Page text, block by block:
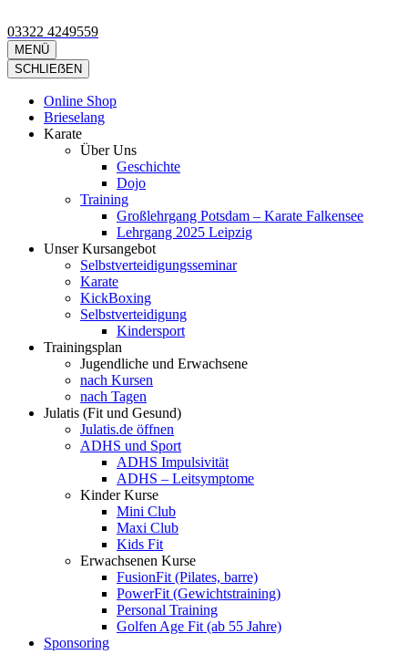
Inhalt
springen
(Eingabetaste
drücken)
Kimura Shukokai Karate in Falkensee
Wir bieten profesionelle Karatekurse für groß und klein an.
03322 4249559
MENÜ
SCHLIEẞEN
Online Shop
Brieselang
Karate
Über Uns
Geschichte
Dojo
Training
Großlehrgang Potsdam – Karate Falkensee
Lehrgang 2025 Leipzig
Unser Kursangebot
Selbstverteidigungsseminar
Karate
KickBoxing
Selbstverteidigung
Kindersport
Trainingsplan
Jugendliche und Erwachsene
nach Kursen
nach Tagen
Julatis (Fit und Gesund)
Julatis.de öffnen
ADHS und Sport
ADHS Impulsivität
ADHS – Leitsymptome
Kinder Kurse
Mini Club
Maxi Club
Kids Fit
Erwachsenen Kurse
FusionFit (Pilates, barre)
PowerFit (Gewichtstraining)
Personal Training
Golfen Age Fit (ab 55 Jahre)
Sponsoring